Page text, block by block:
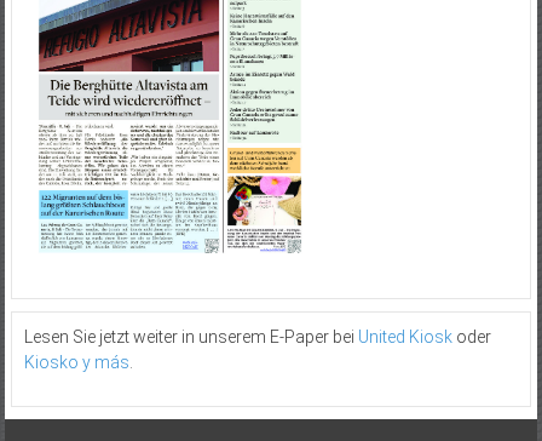
Lesen Sie jetzt weiter in unserem E-Paper bei United Kioskoder
Kiosko y más